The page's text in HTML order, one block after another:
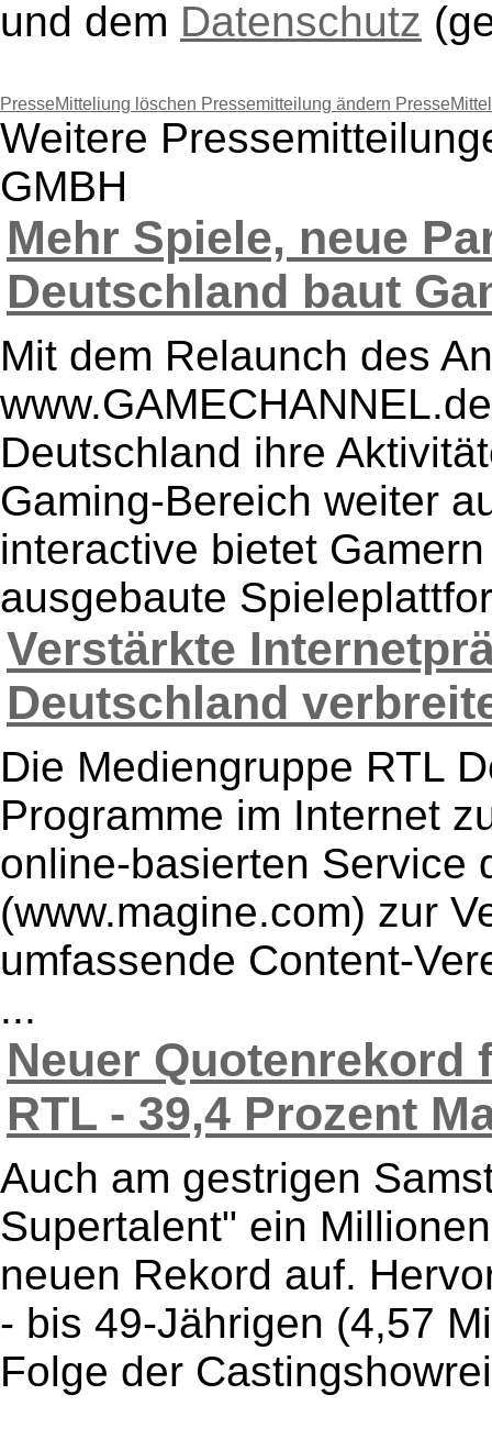
und dem Datenschutz
PresseMitteliung löschen Pressemitteilung ändern
Weitere
GMBH
Mehr Spiele, neue
Deutschland baut
Mit dem Relaunch des
Deutschland ihre
Gaming-Bereich weiter
interactive bietet
ausgebaute
Verstärkte
Deutschland
Die Mediengruppe RTL
Programme im Internet
online-basierten Service
(www.magine.com) zur
umfassende Content-
...
Neuer Quotenrekord
RTL - 39,4 Prozent
Auch am gestrigen
Supertalent" ein
neuen Rekord auf.
- bis 49-Jährigen (4,57
Folge der